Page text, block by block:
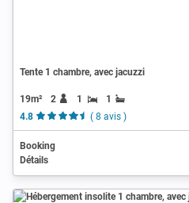
Tente 1 chambre, avec jacuzzi
19m² 2 1
1
4.8
( 8 avis )
Booking
Détails